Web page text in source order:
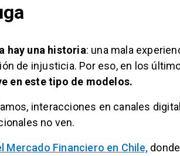
hay una historia: una mala
de injusticia. Por eso, en los
en este tipo de modelos.
interacciones en canales
no ven.
Mercado Financiero en Chile,